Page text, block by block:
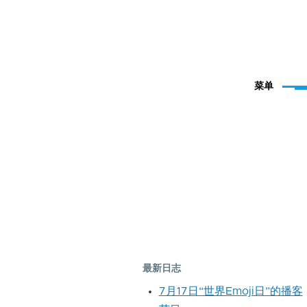
菜单
最新日志
7月17日“世界Emoji日”的播客